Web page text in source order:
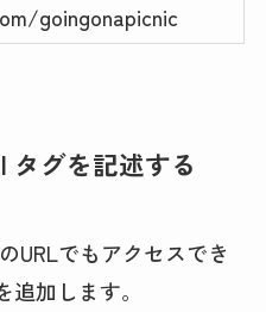
goingonapicnic
タグを記述する
URLでもアクセスでき
加します。